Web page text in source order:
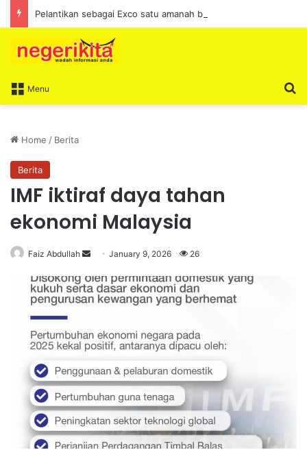
Menu
Home / Berita
Berita
IMF iktiraf daya tahan
ekonomi Malaysia
Faiz Abdullah
n
d
n
e
m
a
i
l
January 9, 2026 26